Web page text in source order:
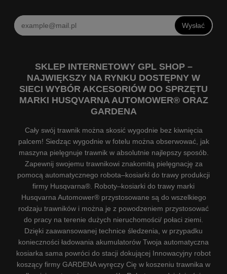
Wysłać
SKLEP INTERNETOWY GPL SHOP –
NAJWIĘKSZY NA RYNKU DOSTĘPNY W
SIECI WYBÓR AKCESORIÓW DO SPRZĘTU
MARKI HUSQVARNA AUTOMOWER® ORAZ
GARDENA
Cały swój trawnik można skosić wygodnie bez kiwnięcia
palcem! Siedząc wygodnie w fotelu można obserwować, jak
maszyna pielęgnuje trawnik w absolutnie najlepszy sposób.
Zapewnij swojemu trawnikowi znakomitą pielęgnację za
pomocą automatycznego robota–kosiarki do trawy produkcji
firmy Husqvarna®. Roboty–kosiarki do trawy marki
Husqvarna Automower® przystosowane są do wszelkiego
rodzaju trawników i można je z powodzeniem przystosować
do pracy na terenie dużych nieruchomości/ połaci ziemi.
Dzięki zaawansowanej technice śledzenia, w przypadku
konieczności ładowania akumulatorów Twoja automatyczna
kosiarka sama powróci do stacji dokującej Innowacyjny robot
koszący firmy GARDENA wyręczy Cię w koszeniu trawnika w